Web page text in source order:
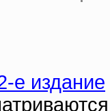
е издание